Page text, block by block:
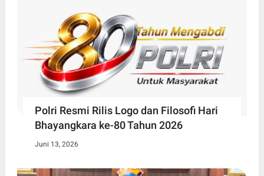
Polri Resmi Rilis Logo dan Filosofi Hari
Bhayangkara ke-80 Tahun 2026
Juni 13, 2026